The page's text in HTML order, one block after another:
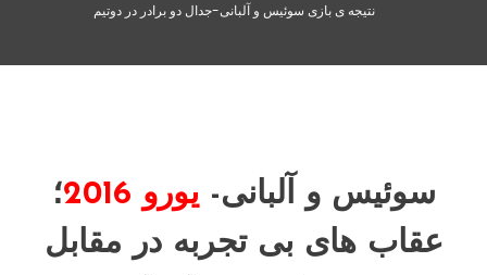
نتیجه ی بازی سوئیس و آلبانی-جدال دو برادر در دوتیم
سایر مطالب
سوئیس و آلبانی- یورو 2016
؛
عقاب های بی تجربه در مقابل